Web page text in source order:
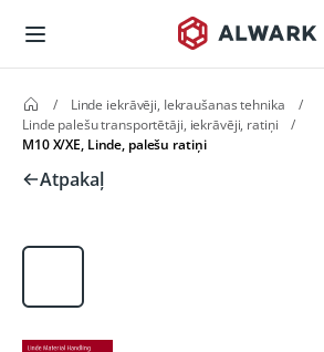
/ Linde iekrāvēji, Iekraušanas tehnika
/
Linde palešu transportētāji, iekrāvēji, ratiņi
/
M10 X/XE, Linde, palešu ratiņi
Atpakaļ